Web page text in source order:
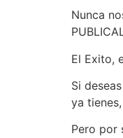
Nunca
El Exito,
Si
ya
Pero por